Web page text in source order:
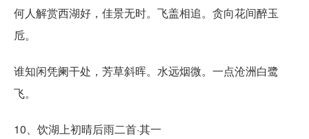
何人解赏西湖好，佳景无时。飞盖相追。贪向花间醉玉
卮。
谁知闲凭阑干处，芳草斜晖。水远烟微。一点沧洲白鹭
飞。
10、饮湖上初晴后雨二首·其一